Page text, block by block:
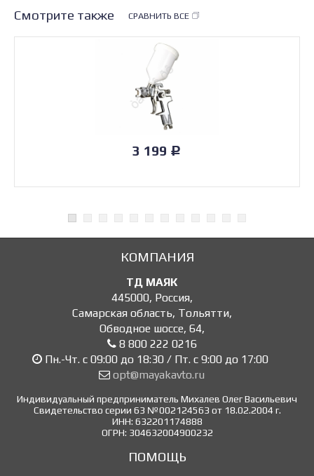
Смотрите также СРАВНИТЬ ВСЕ
3 199 Р
КОМПАНИЯ
ТД МАЯК
445000, Россия,
Самарская область, Тольятти,
Обводное шоссе, 64,
8 800 222 0216
Пн.-Чт. с 09:00 до 18:30 / Пт. с 9:00 до 17:00
opt@mayakavto.ru
Индивидуальный предприниматель Михалев Олег Васильевич
Свидетельство серии 63 №002124563 от 18.02.2004 г.
ИНН: 632201174888
ОГРН: 304632004900232
ПОМОЩЬ